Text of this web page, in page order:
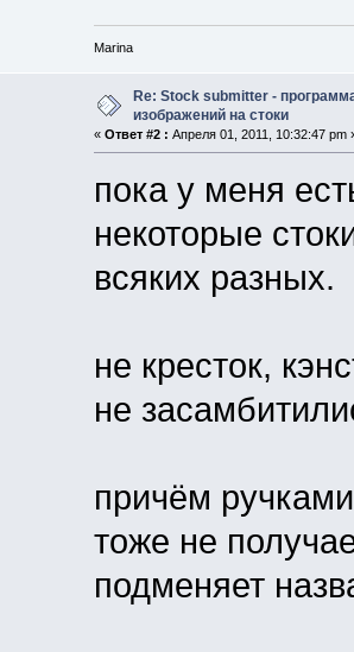
Marina
Re: Stock submitter -
изображений на стоки
«Ответ #2 : Апреля 01, 2011, 10:32:47 pm
пока у меня
некоторые
всяких разных.
не кресток,
не
причём
тоже не
подменяет